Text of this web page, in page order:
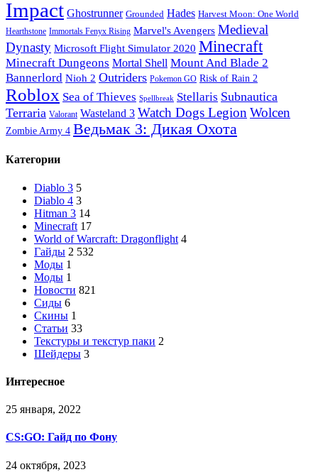
Impact Ghostrunner Grounded Hades Harvest Moon: One World
Hearthstone Immortals Fenyx Rising Marvel's Avengers Medieval
Dynasty Microsoft Flight Simulator 2020 Minecraft
Minecraft Dungeons Mortal Shell Mount And Blade 2
Bannerlord Nioh 2 Outriders Pokemon GO Risk of Rain 2
Roblox Sea of ​​Thieves Spellbreak Stellaris Subnautica
Terraria Valorant Wasteland 3 Watch Dogs Legion Wolcen
Zombie Army 4 Ведьмак 3: Дикая Охота
Категории
Diablo 3 5
Diablo 4 3
Hitman 3 14
Minecraft 17
World of Warcraft: Dragonflight 4
Гайды 2 532
Моды 1
Моды 1
Новости 821
Сиды 6
Скины 1
Статьи 33
Текстуры и текстур паки 2
Шейдеры 3
Интересное
25 января, 2022
CS:GO: Гайд по Фону
24 октября, 2023